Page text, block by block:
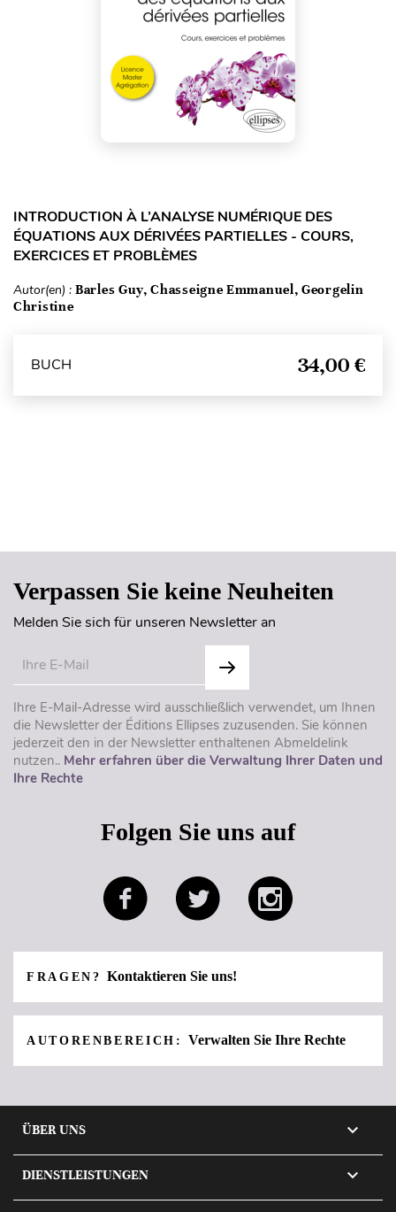
INTRODUCTION À L’ANALYSE NUMÉRIQUE DES
ÉQUATIONS AUX DÉRIVÉES PARTIELLES - COURS,
EXERCICES ET PROBLÈMES
Autor(en) : Barles Guy, Chasseigne Emmanuel, Georgelin
Christine
BUCH 34,00 €
Verpassen Sie keine Neuheiten
Melden Sie sich für unseren Newsletter an
Ihre E-Mail-Adresse wird ausschließlich verwendet, um Ihnen
die Newsletter der Éditions Ellipses zuzusenden. Sie können
jederzeit den in der Newsletter enthaltenen Abmeldelink
nutzen.. Mehr erfahren über die Verwaltung Ihrer Daten und
Ihre Rechte
Folgen Sie uns auf
FRAGEN? Kontaktieren Sie uns!
AUTORENBEREICH: Verwalten Sie Ihre Rechte
ÜBER UNS 
DIENSTLEISTUNGEN 